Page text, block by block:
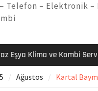
– Telefon – Elektronik –
Eşya Klima ve Kombi
Ağustos Kartal